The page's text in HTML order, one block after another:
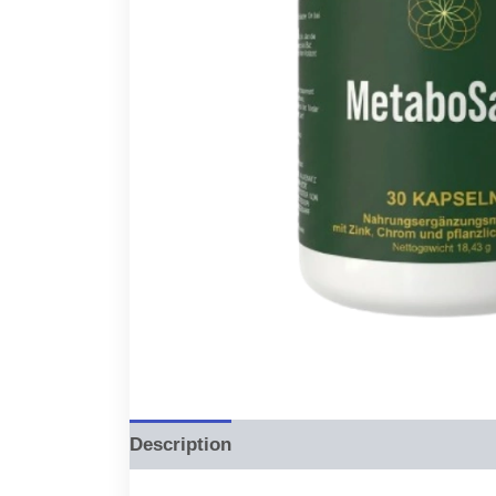
Description